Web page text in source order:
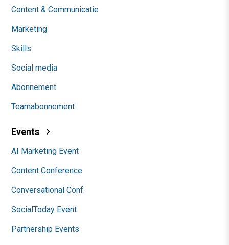
Content & Communicatie
Marketing
Skills
Social media
Abonnement
Teamabonnement
Events
AI Marketing Event
Content Conference
Conversational Conf.
SocialToday Event
Partnership Events